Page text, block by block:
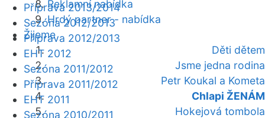
Reklamní nabídka
Hrdý partner - nabídka
Žijeme
Děti dětem
Jsme jedna rodina
Petr Koukal a Kometa
Chlapi ŽENÁM
Hokejová tombola
Příprava 2013/2014
Sezóna 2012/2013
Příprava 2012/2013
EHT 2012
Sezóna 2011/2012
Příprava 2011/2012
EHT 2011
Sezóna 2010/2011